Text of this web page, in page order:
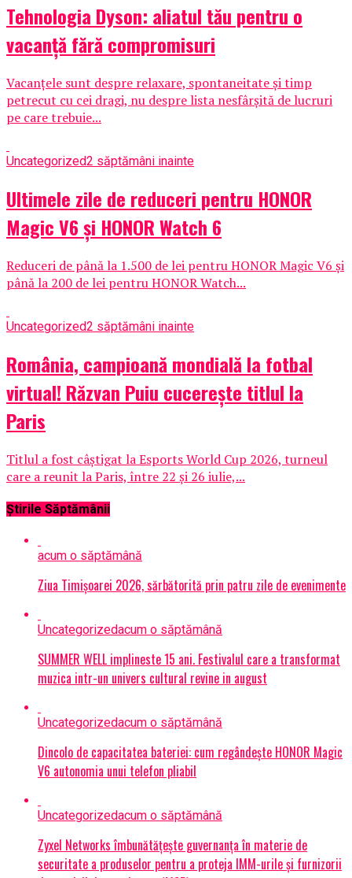
Tehnologia Dyson: aliatul tău pentru o
vacanță fără compromisuri
Vacanțele sunt despre relaxare, spontaneitate și timp
petrecut cu cei dragi, nu despre lista nesfârșită de lucruri
pe care trebuie...
Uncategorized2 săptămâni inainte
Ultimele zile de reduceri pentru HONOR
Magic V6 și HONOR Watch 6
Reduceri de până la 1.500 de lei pentru HONOR Magic V6 și
până la 200 de lei pentru HONOR Watch...
Uncategorized2 săptămâni inainte
România, campioană mondială la fotbal
virtual! Răzvan Puiu cucerește titlul la
Paris
Titlul a fost câștigat la Esports World Cup 2026, turneul
care a reunit la Paris, între 22 și 26 iulie,...
Știrile Săptămânii
acum o săptămână
Ziua Timișoarei 2026, sărbătorită prin patru zile de evenimente
Uncategorizedacum o săptămână
SUMMER WELL implineste 15 ani. Festivalul care a transformat
muzica intr-un univers cultural revine in august
Uncategorizedacum o săptămână
Dincolo de capacitatea bateriei: cum regândește HONOR Magic
V6 autonomia unui telefon pliabil
Uncategorizedacum o săptămână
Zyxel Networks îmbunătățește guvernanța în materie de
securitate a produselor pentru a proteja IMM-urile și furnizorii